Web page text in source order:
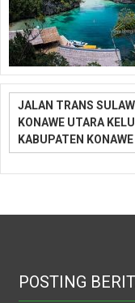
JALAN TRANS
KONAWE UTARA
KABUPATEN
POSTING